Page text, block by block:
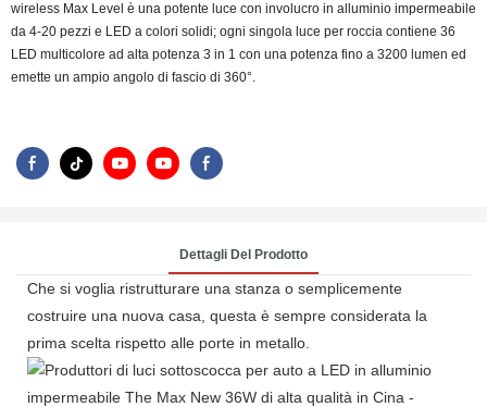
wireless Max Level è una potente luce con involucro in alluminio impermeabile
da 4-20 pezzi e LED a colori solidi; ogni singola luce per roccia contiene 36
LED multicolore ad alta potenza 3 in 1 con una potenza fino a 3200 lumen ed
emette un ampio angolo di fascio di 360°.
Dettagli Del Prodotto
Che si voglia ristrutturare una stanza o semplicemente
costruire una nuova casa, questa è sempre considerata la
prima scelta rispetto alle porte in metallo.